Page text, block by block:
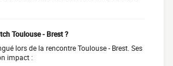
Toulouse - Brest ?
lors de la rencontre Toulouse - Brest. Ses
impact :